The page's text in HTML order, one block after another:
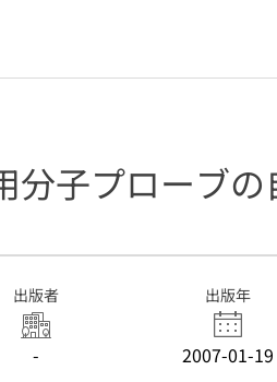
分子プローブの
出版者
-
出版年
2007-01-19